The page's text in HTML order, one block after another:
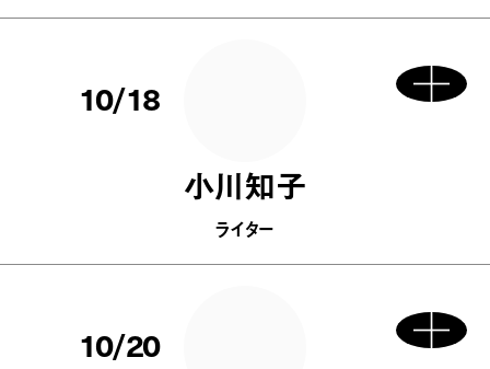
10/18
小川知子
ライター
10/20